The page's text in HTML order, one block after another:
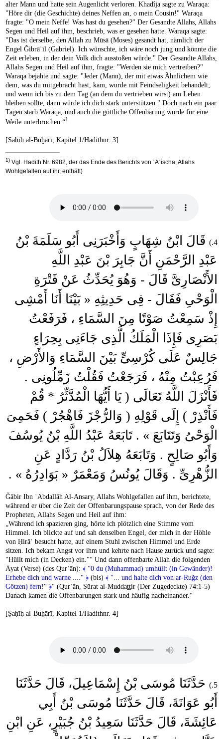
alter Mann und hatte sein Augenlicht verloren. Khadîja sagte zu Waraqa:
"Höre dir (die Geschichte) deines Neffen an, o mein Cousin!" Waraqa
fragte: "O mein Neffe! Was hast du gesehen?" Der Gesandte Allahs, Allahs
Segen und Heil auf ihm, beschrieb, was er gesehen hatte. Waraqa sagte:
"Das ist derselbe, den Allah zu Mūsā (Moses) gesandt hat, nämlich der
Engel Ǧibrāʾīl (Gabriel). Ich wünschte, ich wäre noch jung und könnte die
Zeit erleben, in der dein Volk dich ausstoßen würde." Der Gesandte Allahs,
Allahs Segen und Heil auf ihm, fragte: "Werden sie mich vertreiben?"
Waraqa bejahte und sagte: "Jeder (Mann), der mit etwas Ähnlichem wie
dem, was du mitgebracht hast, kam, wurde mit Feindseligkeit behandelt;
und wenn ich bis zu dem Tag (an dem du vertrieben wirst) am Leben
bleiben sollte, dann würde ich dich stark unterstützen." Doch nach ein paar
Tagen starb Waraqa, und auch die göttliche Offenbarung wurde für eine
Weile unterbrochen.“1
[Ṣaḥīḥ al-Buḫārī, Kapitel 1/Hadithnr. 3]
1) Vgl. Hadith Nr. 6982, der das Ende des Berichts von ʿAʾischa, Allahs
Wohlgefallen auf ihr, enthält)
4.)
قَالَ ابْنُ شِهَابٍ وَأَخْبَرَنِى أَبُو سَلَمَةَ بْنُ
عَبْدِ الرَّحْمَنِ أَنَّ جَابِرَ بْنَ عَبْدِ اللَّهِ
الأَنْصَارِىَّ قَالَ - وَهُوَ يُحَدِّثُ عَنْ فَتْرَةِ
الْوَحْىِ فَقَالَ - فِى حَدِيثِهِ « بَيْنَا أَنَا أَمْشِى
إِذْ سَمِعْتُ صَوْتًا مِنَ السَّمَاءِ ، فَرَفَعْتُ
بَصَرِى فَإِذَا الْمَلَكُ الَّذِى جَاءَنِى بِحِرَاءٍ
جَالِسٌ عَلَى كُرْسِىٍّ بَيْنَ السَّمَاءِ وَالأَرْضِ ،
فَرُعِبْتُ مِنْهُ ، فَرَجَعْتُ فَقُلْتُ زَمِّلُونِى .
فَأَنْزَلَ اللَّهُ تَعَالَى ( يَا أَيُّهَا الْمُدَّثِّرُ * قُمْ
فَأَنْذِرْ ) إِلَى قَوْلِهِ ( وَالرُّجْزَ فَاهْجُرْ ) فَحَمِىَ
الْوَحْىُ وَتَتَابَعَ » . تَابَعَهُ عَبْدُ اللَّهِ بْنُ يُوسُفَ
وَأَبُو صَالِحٍ . وَتَابَعَهُ هِلاَلُ بْنُ رَدَّادٍ عَنِ
الزُّهْرِىِّ . وَقَالَ يُونُسُ وَمَعْمَرٌ « بَوَادِرُهُ » .
Ǧābir Ibn ʿAbdallāh Al-Ansary, Allahs Wohlgefallen auf ihm, berichtete,
während er über die Zeit der Offenbarungspause sprach, von der Rede des
Propheten, Allahs Segen und Heil auf ihm:
„Während ich spazieren ging, hörte ich plötzlich eine Stimme vom
Himmel. Ich blickte auf und sah denselben Engel, der mich in der Höhle
von Ḥirāʾ besucht hatte, auf einem Stuhl zwischen Himmel und Erde
sitzen. Ich bekam Angst vor ihm und kehrte nach Hause zurück und sagte:
"Hüllt mich (in Decken) ein."“ Und dann offenbarte Allah die folgenden
Āyat (Verse) (des Qurʾān): ﴾ "0 du (Muhammad) umhüllt (in Gewänder)!
Erhebe dich und warne ...." ﴿ (bis) ﴾ "... und halte dich von ar-Ruǧz (den
Götzen) fern!" ﴿“ (Qurʾān, Sūrat al-Muddaṯṯir (Der Zugedeckte) 74:1-5)
Danach kamen die Offenbarungen stark und häufig nacheinander.“
[Ṣaḥīḥ al-Buḫārī, Kapitel 1/Hadithnr. 4]
5.)
حَدَّثَنَا مُوسَى بْنُ إِسْمَاعِيلَ، قَالَ حَدَّثَنَا
أَبُو عَوَانَةَ، قَالَ حَدَّثَنَا مُوسَى بْنُ أَبِي
عَائِشَةَ، قَالَ حَدَّثَنَا سَعِيدُ بْنُ جُبَيْرٍ، عَنِ ابْنِ